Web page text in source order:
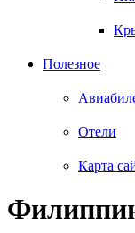
Полезное
Отели
Карта